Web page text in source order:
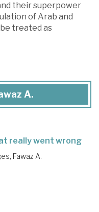
their superpower
of Arab and
treated as
A.
really went wrong
Fawaz A.